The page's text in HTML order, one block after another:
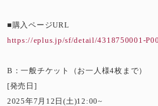
■購入ページURL
https://eplus.jp/sf/detail/4318750001-
B：一般チケット（お一人様4枚まで）
[発売日]
2025年7月12日(土)12:00~